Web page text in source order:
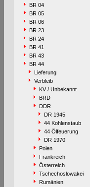
BR 04
BR 05
BR 06
BR 23
BR 24
BR 41
BR 43
BR 44
Lieferung
Verbleib
KV / Unbekannt
BRD
DDR
DR 1945
44 Kohlenstaub
44 Ölfeuerung
DR 1970
Polen
Frankreich
Österreich
Tschechoslowakei
Rumänien